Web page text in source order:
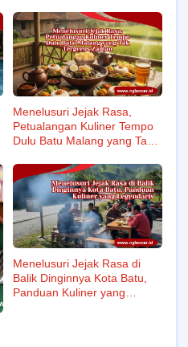
Menelusuri Jejak Rasa,
Petualangan Kuliner Tempo
Dulu Batu Malang yang Tak
Menelusuri Jejak Rasa di
Balik Dinginnya Kota Batu,
Panduan Kuliner yang